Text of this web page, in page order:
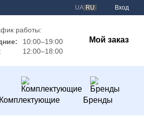
UA RU Вход
работы:
10:00–19:00
12:00–18:00
Мой заказ
Комплектующие Бренды